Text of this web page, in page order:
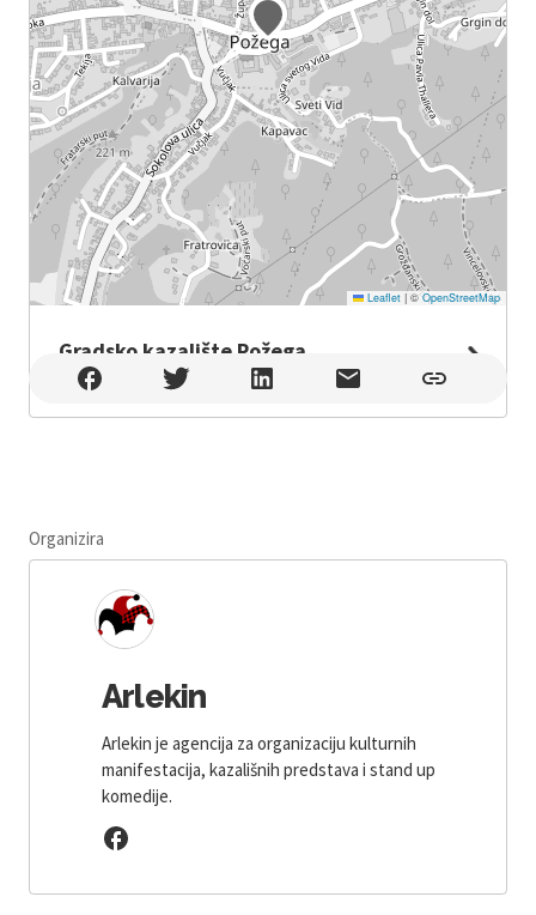
Leaflet |©OpenStreetMap
Gradsko kazalište Požega
Gradsko kazalište Požega , Požega
Organizira
Arlekin
Arlekin je agencija za organizaciju kulturnih
manifestacija, kazališnih predstava i stand up
komedije.